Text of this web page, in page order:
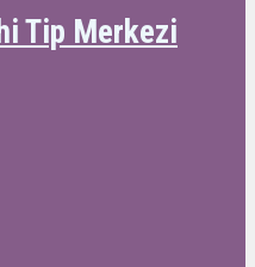
Tip Merkezi